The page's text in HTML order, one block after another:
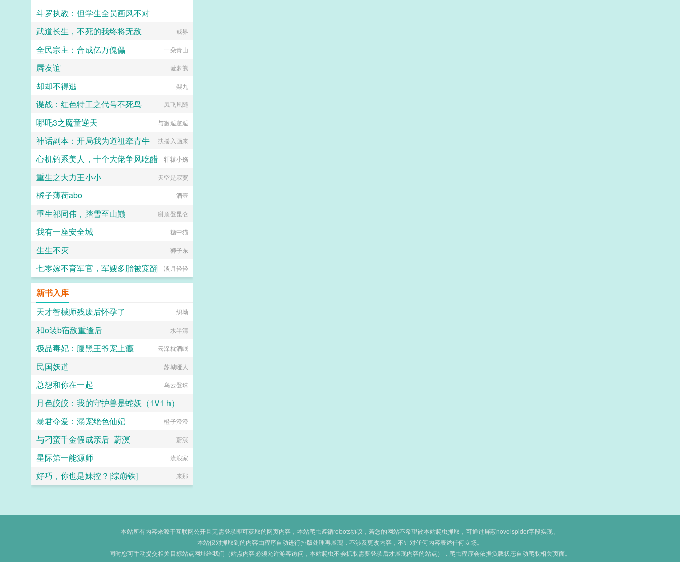
斗罗执教：但学生全员画风不对
励志拔光所有香菜
武道长生，不死的我终将无敌 戒界
全民宗主：合成亿万傀儡 一朵青山
唇友谊 菠萝熊
却却不得逃 梨九
谍战：红色特工之代号不死鸟 凤飞凰随
哪吒3之魔童逆天 与邂逅邂逅
神话副本：开局我为道祖牵青牛 扶摇入画来
心机钓系美人，十个大佬争风吃醋 轩辕小殇
重生之大力王小小 天空是寂寞
橘子薄荷abo 酒壹
重生祁同伟，踏雪至山巅 谢顶登昆仑
我有一座安全城 糖中猫
生生不灭 狮子东
七零嫁不育军官，军嫂多胎被宠翻 淡月轻轻
新书入库
天才智械师残废后怀孕了
织坳
和o装b宿敌重逢后 水半清
极品毒妃：腹黑王爷宠上瘾 云深枕酒眠
民国妖道 苏城哑人
总想和你在一起 乌云登珠
月色皎皎：我的守护兽是蛇妖（1V1 h）
暗黑猫妖
暴君夺爱：溺宠绝色仙妃 橙子澄澄
与刁蛮千金假成亲后_蔚溟 蔚溟
星际第一能源师 流浪家
好巧，你也是妹控？[综崩铁] 来那
本站所有内容来源于互联网公开且无需登录即可获取的网页内容，本站爬虫遵循robots协议，若您的网站不希望被本站爬虫抓取，可通过屏蔽novelspider字段实现。
本站仅对抓取到的内容由程序自动进行排版处理再展现，不涉及更改内容，不针对任何内容表述任何立场。
同时您可手动提交相关目标站点网址给我们（站点内容必须允许游客访问，本站爬虫不会抓取需要登录后才展现内容的站点），爬虫程序会依据负载状态自动爬取相关页面。